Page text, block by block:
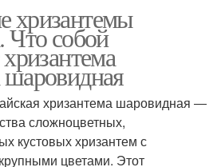
хризантемы
Что собой
хризантема шаровидная ―
сложноцветных,
кустовых хризантем с
цветами. Этот